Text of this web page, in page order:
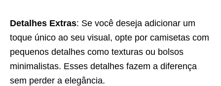
Detalhes Extras: Se você deseja adicionar um
toque único ao seu visual, opte por camisetas com
pequenos detalhes como texturas ou bolsos
minimalistas. Esses detalhes fazem a diferença
sem perder a elegância.